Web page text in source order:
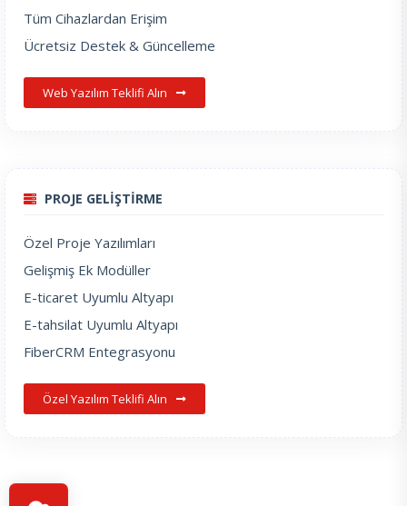
Tüm Cihazlardan Erişim
Ücretsiz Destek & Güncelleme
Web Yazılım Teklifi Alın
PROJE GELİŞTİRME
Özel Proje Yazılımları
Gelişmiş Ek Modüller
E-ticaret Uyumlu Altyapı
E-tahsilat Uyumlu Altyapı
FiberCRM Entegrasyonu
Özel Yazılım Teklifi Alın